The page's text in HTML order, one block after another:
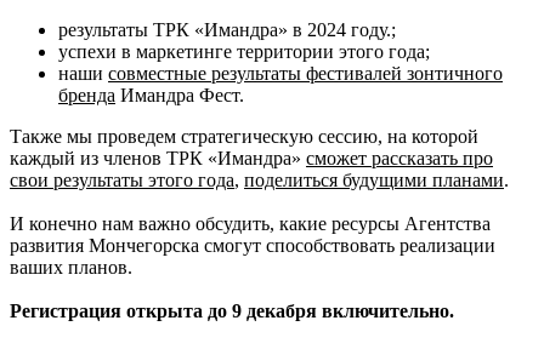
результаты ТРК «Имандра» в 2024 году.;
успехи в маркетинге территории этого года;
наши совместные результаты фестивалей зонтичного
бренда Имандра Фест.
Также мы проведем стратегическую сессию, на которой
каждый из членов ТРК «Имандра» сможет рассказать про
свои результаты этого года, поделиться будущими планами.
И конечно нам важно обсудить, какие ресурсы Агентства
развития Мончегорска смогут способствовать реализации
ваших планов.
Регистрация открыта до 9 декабря включительно.